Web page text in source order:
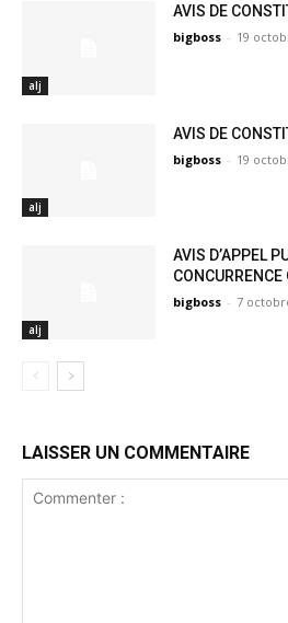
alj
AVIS DE
bigboss - 19
alj
AVIS DE
bigboss - 19
alj
AVIS D’APPEL
CONCURRENCE
bigboss - 7
LAISSER UN COMMENTAIRE